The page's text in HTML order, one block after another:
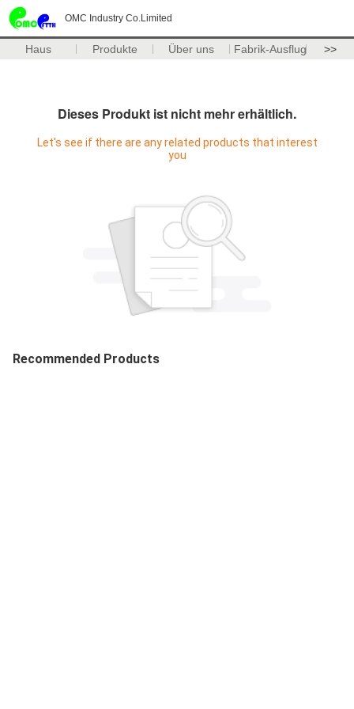
OMC Industry Co.Limited
Haus Produkte Über uns Fabrik-Ausflug >>
Dieses Produkt ist nicht mehr erhältlich.
Let's see if there are any related products that interest
you
Recommended Products